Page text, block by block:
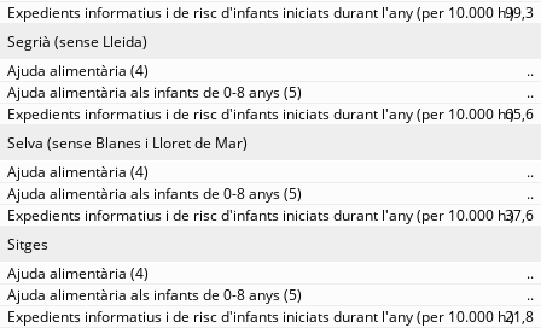
99,3
Segrià (sense Lleida)
..
..
65,6
Selva (sense Blanes i Lloret de Mar)
..
..
37,6
Sitges
..
..
21,8